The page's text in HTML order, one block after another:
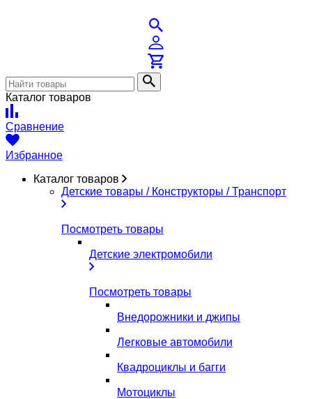
Каталог товаров
Сравнение
Избранное
Каталог товаров
Детские товары / Конструкторы / Транспорт
Посмотреть товары
Детские электромобили
Посмотреть товары
Внедорожники и джипы
Легковые автомобили
Квадроциклы и багги
Мотоциклы